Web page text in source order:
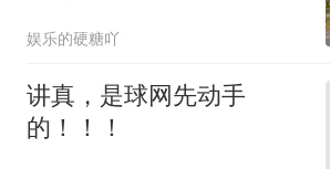
娱乐的硬糖吖
讲真，是球网先动手
的！！！